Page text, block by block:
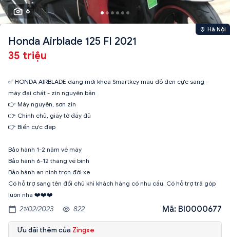
6
Hà Nội
Honda Airblade 125 FI 2021
35 triệu
✅ HONDA AIRBLADE dáng mới khoá Smartkey màu đỏ đen cực sang -
máy đại chất - zin nguyên bản
👉 Máy nguyên, sơn zin
👉 Chính chủ, giấy tờ đầy đủ
👉 Biển cực đẹp
Bảo hành 1-2 năm về máy
Bảo hành 6-12 tháng về bình
Bảo hành an ninh trọn đời xe
Có hỗ trợ sang tên đổi chủ khi khách hàng có nhu cầu. Có hỗ trợ trả góp
luôn nha ❤️❤️❤️
21/02/2023 822 Mã: BI0000677
Ưu đãi thêm của Zingxe